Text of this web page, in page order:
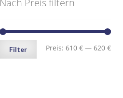
Min.
Max.
Filter Preis:610 € —620 €